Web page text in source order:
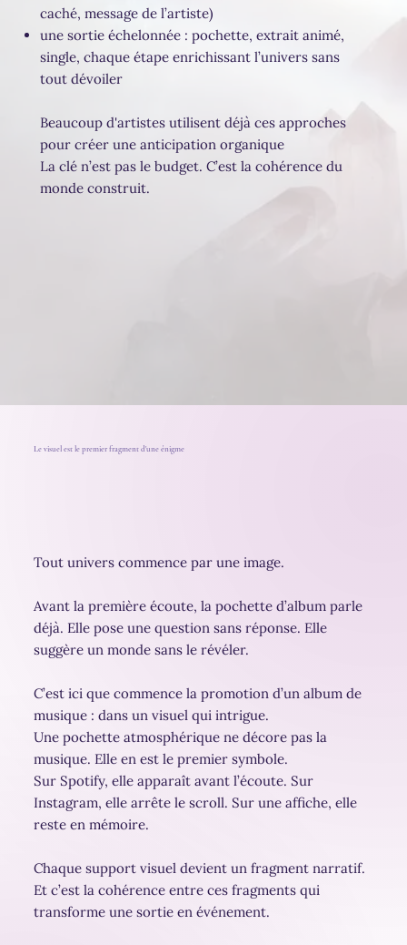
caché, message de l’artiste)
une sortie échelonnée : pochette, extrait animé,
single, chaque étape enrichissant l’univers sans
tout dévoiler
Beaucoup d'artistes utilisent déjà ces approches
pour créer une anticipation organique
La clé n’est pas le budget. C’est la cohérence du
monde construit.
Le visuel est le premier fragment d'une énigme
Tout univers commence par une image.
Avant la première écoute, la pochette d’album parle
déjà. Elle pose une question sans réponse. Elle
suggère un monde sans le révéler.
C’est ici que commence la promotion d’un album de
musique : dans un visuel qui intrigue.
Une pochette atmosphérique ne décore pas la
musique. Elle en est le premier symbole.
Sur Spotify, elle apparaît avant l’écoute. Sur
Instagram, elle arrête le scroll. Sur une affiche, elle
reste en mémoire.
Chaque support visuel devient un fragment narratif.
Et c’est la cohérence entre ces fragments qui
transforme une sortie en événement.